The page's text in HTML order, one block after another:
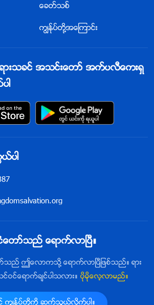
ေခတ္သစ္
ကြၽန္ုပ္တို႔အေၾကာင္း
ားသခင္ အသင္းေတာ္ အက္ပလီေကးရွ
ါ
ပါ
ေတာ္သည္ ေရာက္လာၿပီ။
သည္ ဤေလာကသို႔ ေရာက္လာၿပီျဖစ္သည္။ ရား
ဝင္ေရာက္ခ်င္ပါသလား။ ပိုမိုေလ့လာမည္။
ကြၽန္ုပ္တို႔ကို ဆက္သြယ္လိုက္ပါ။